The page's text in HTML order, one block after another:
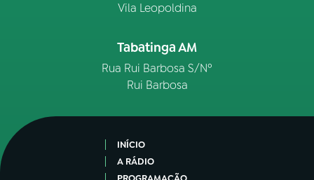
Vila Leopoldina
Tabatinga AM
Rua Rui Barbosa S/Nº
Rui Barbosa
INÍCIO
A RÁDIO